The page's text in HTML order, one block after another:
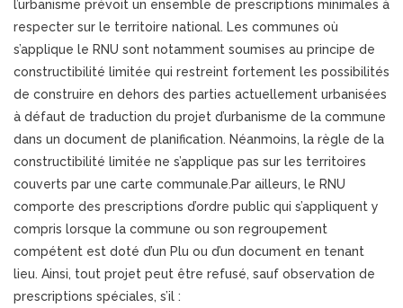
l’urbanisme prévoit un ensemble de prescriptions minimales à
respecter sur le territoire national. Les communes où
s’applique le RNU sont notamment soumises au principe de
constructibilité limitée qui restreint fortement les possibilités
de construire en dehors des parties actuellement urbanisées
à défaut de traduction du projet d’urbanisme de la commune
dans un document de planification. Néanmoins, la règle de la
constructibilité limitée ne s’applique pas sur les territoires
couverts par une carte communale.Par ailleurs, le RNU
comporte des prescriptions d’ordre public qui s’appliquent y
compris lorsque la commune ou son regroupement
compétent est doté d’un Plu ou d’un document en tenant
lieu. Ainsi, tout projet peut être refusé, sauf observation de
prescriptions spéciales, s’il :